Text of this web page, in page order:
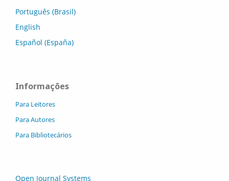
Português (Brasil)
English
Español (España)
Informações
Para Leitores
Para Autores
Para Bibliotecários
Open Journal Systems